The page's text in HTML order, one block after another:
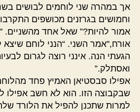
אך במהרה שני לוחמים לבושים
וחמושים בגרזנים מכושפים
אמור להיות?” שאל אחד
אורח,"אמר השני. “הנני לוחם
הגעתי הנה. אינני רוצה לגרום
ואסתלק.”
אפילו סבסטיאן האמיץ פחד
שבקבוצה הזו. הוא לא חשב אפילו
למרות שתכנן להפיל את הלורד